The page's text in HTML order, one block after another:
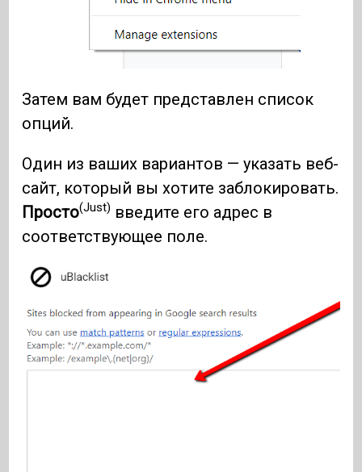
Затем вам будет представлен список
опций.
Один из ваших вариантов — указать веб-
сайт, который вы хотите заблокировать.
Просто(Just) введите его адрес в
соответствующее поле.